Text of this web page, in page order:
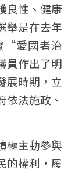
良性、健康
舉是在去年
“愛國者治
員作出了明
展時期，立
依法施政、
極主動參與
的權利，履